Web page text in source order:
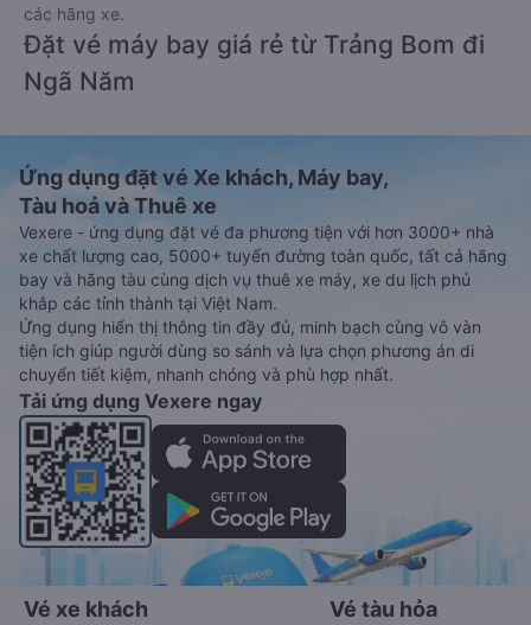
các hãng xe.
Đặt vé máy bay giá rẻ từ Trảng Bom đi
Ngã Năm
Ứng dụng đặt vé Xe khách, Máy bay,
Tàu hoả và Thuê xe
Vexere - ứng dụng đặt vé đa phương tiện với hơn 3000+ nhà
xe chất lượng cao, 5000+ tuyến đường toàn quốc, tất cả hãng
bay và hãng tàu cùng dịch vụ thuê xe máy, xe du lịch phủ
khắp các tỉnh thành tại Việt Nam.
Ứng dụng hiển thị thông tin đầy đủ, minh bạch cùng vô vàn
tiện ích giúp người dùng so sánh và lựa chọn phương án di
chuyển tiết kiệm, nhanh chóng và phù hợp nhất.
Tải ứng dụng Vexere ngay
Vé xe khách Vé tàu hỏa